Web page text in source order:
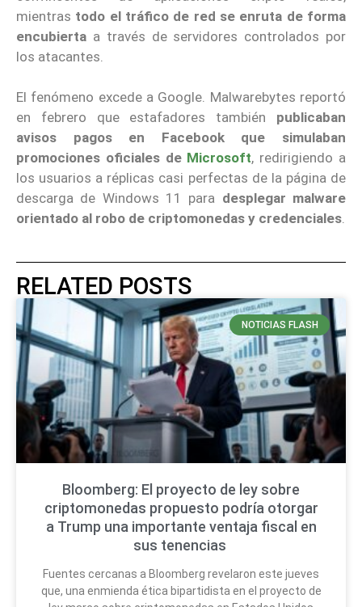
mientras todo el tráfico de red se enruta de forma
encubierta a través de servidores controlados por
los atacantes.
El fenómeno excede a Google. Malwarebytes reportó
en febrero que estafadores también publicaban
avisos pagos en Facebook que simulaban
promociones oficiales de Microsoft, redirigiendo a
los usuarios a réplicas casi perfectas de la página de
descarga de Windows 11 para desplegar malware
orientado al robo de criptomonedas y credenciales.
RELATED POSTS
NOTICIAS FLASH
Bloomberg: El proyecto de ley sobre
criptomonedas propuesto podría otorgar
a Trump una importante ventaja fiscal en
sus tenencias
Fuentes cercanas a Bloomberg revelaron este jueves
que, una enmienda ética bipartidista en el proyecto de